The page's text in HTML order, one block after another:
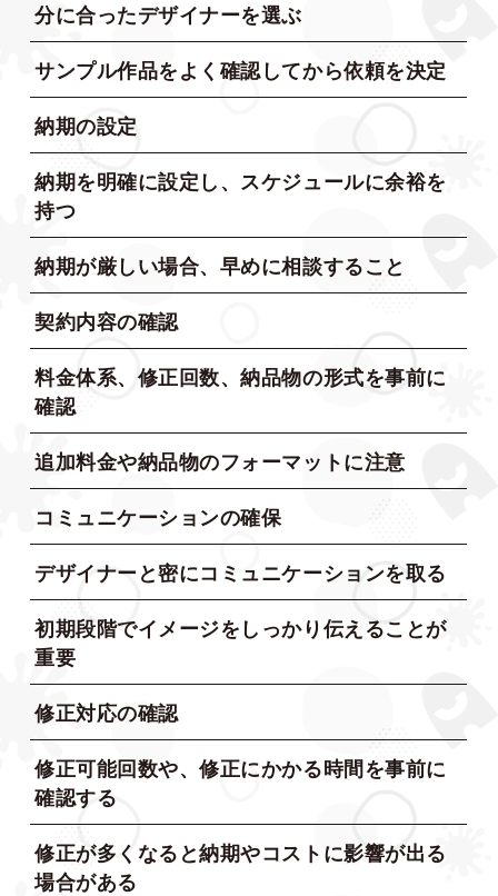
分に合ったデザイナーを選ぶ
サンプル作品をよく確認してから依頼を決定
納期の設定
納期を明確に設定し、スケジュールに余裕を
持つ
納期が厳しい場合、早めに相談すること
契約内容の確認
料金体系、修正回数、納品物の形式を事前に
確認
追加料金や納品物のフォーマットに注意
コミュニケーションの確保
デザイナーと密にコミュニケーションを取る
初期段階でイメージをしっかり伝えることが
重要
修正対応の確認
修正可能回数や、修正にかかる時間を事前に
確認する
修正が多くなると納期やコストに影響が出る
場合がある